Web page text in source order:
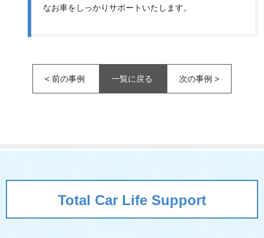
なお車をしっかりサポートいたします。
< 前の事例 一覧に戻る 次の事例 >
Total Car Life Support